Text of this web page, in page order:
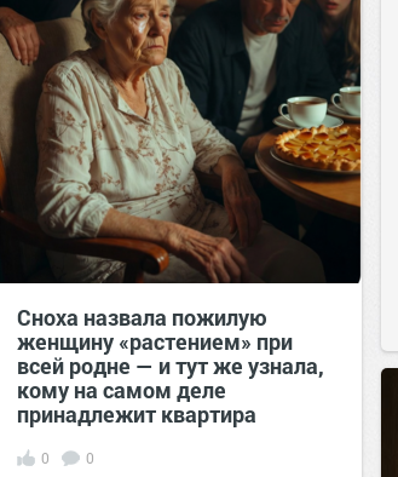
Сноха назвала пожилую
женщину «растением» при
всей родне — и тут же узнала,
кому на самом деле
принадлежит квартира
0 0